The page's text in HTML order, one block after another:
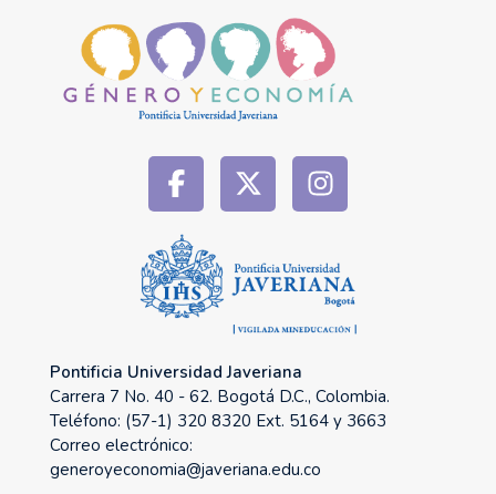
Pontificia Universidad Javeriana
Carrera 7 No. 40 - 62. Bogotá D.C., Colombia.
Teléfono: (57-1) 320 8320 Ext. 5164 y 3663
Correo electrónico:
generoyeconomia@javeriana.edu.co